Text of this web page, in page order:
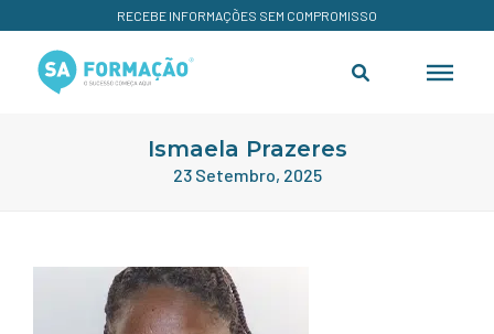
RECEBE INFORMAÇÕES SEM COMPROMISSO
Ismaela Prazeres
23 Setembro, 2025